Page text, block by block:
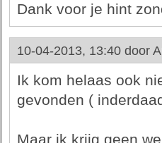
Dank voor je hint
10-04-2013, 13:40 door
Ik kom helaas ook
gevonden (
Maar ik krijg geen